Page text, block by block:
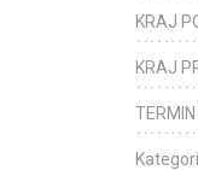
KRAJ
KRAJ